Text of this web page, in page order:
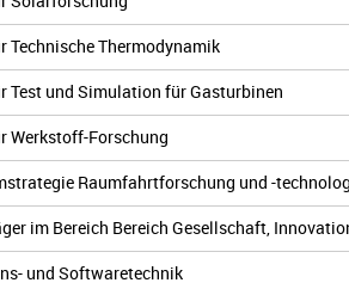
Technische Thermodynamik
Test und Simulation für Gasturbinen
Werkstoff-Forschung
Raumfahrtforschung und -
im Bereich Bereich Gesellschaft,
und Softwaretechnik